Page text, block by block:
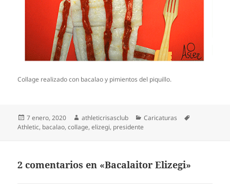
Collage realizado con bacalao y pimientos del piquillo.
Publicado
el
7 enero, 2020 Autor
athleticrisasclub Categorías
Caricaturas
Athletic, bacalao,collage,elizegi, presidente
2 comentarios en «Bacalaitor Elizegi»